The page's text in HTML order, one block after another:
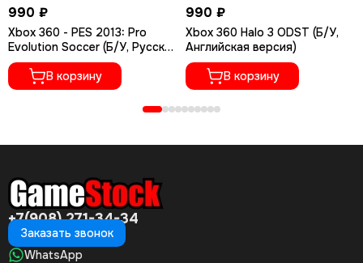
990 ₽
Xbox 360 - PES 2013: Pro
Evolution Soccer (Б/У, Русские
субтитры)
В корзину
990 ₽
Xbox 360 Halo 3 ODST (Б/У,
Английская версия)
В корзину
+7(908) 271-34-34
Заказать звонок
WhatsApp